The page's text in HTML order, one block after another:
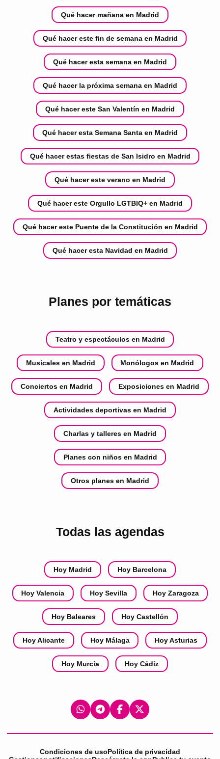
Qué hacer mañana en Madrid
Qué hacer este fin de semana en Madrid
Qué hacer esta semana en Madrid
Qué hacer la próxima semana en Madrid
Qué hacer este San Valentín en Madrid
Qué hacer esta Semana Santa en Madrid
Qué hacer estas fiestas de San Isidro en Madrid
Qué hacer este verano en Madrid
Qué hacer este Orgullo LGTBIQ+ en Madrid
Qué hacer este Puente de la Constitución en Madrid
Qué hacer esta Navidad en Madrid
Planes por temáticas
Teatro y espectáculos en Madrid
Musicales en Madrid Monólogos en Madrid
Conciertos en Madrid Exposiciones en Madrid
Actividades deportivas en Madrid
Charlas y talleres en Madrid
Planes con niños en Madrid
Otros planes en Madrid
Todas las agendas
Hoy Madrid Hoy Barcelona
Hoy Valencia Hoy Sevilla Hoy Zaragoza
Hoy Baleares Hoy Castellón
Hoy Alicante Hoy Málaga Hoy Asturias
Hoy Murcia Hoy Cádiz
Condiciones de usoPolítica de privacidad